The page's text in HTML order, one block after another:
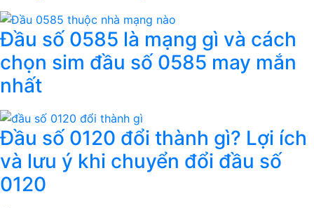
Đầu số 0585 là mạng gì và cách
chọn sim đầu số 0585 may mắn
nhất
Đầu số 0120 đổi thành gì? Lợi ích
và lưu ý khi chuyển đổi đầu số
0120